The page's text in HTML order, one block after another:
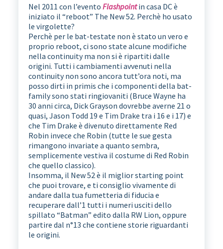
Nel 2011 con l’evento Flashpointin casa DC è
iniziato il “reboot” The New 52. Perchè ho usato
le virgolette?
Perchè per le bat-testate non è stato un vero e
proprio reboot, ci sono state alcune modifiche
nella continuity ma non si è ripartiti dalle
origini. Tutti i cambiamenti avvenuti nella
continuity non sono ancora tutt’ora noti, ma
posso dirti in primis che i componenti della bat-
family sono stati ringiovaniti (Bruce Wayne ha
30 anni circa, Dick Grayson dovrebbe averne 21 o
quasi, Jason Todd 19 e Tim Drake tra i 16 e i 17) e
che Tim Drake è divenuto direttamente Red
Robin invece che Robin (tutte le sue gesta
rimangono invariate a quanto sembra,
semplicemente vestiva il costume di Red Robin
che quello classico).
Insomma, il New 52 è il miglior starting point
che puoi trovare, e ti consiglio vivamente di
andare dalla tua fumetteria di fiducia e
recuperare dall’1 tutti i numeri usciti dello
spillato “Batman” edito dalla RW Lion, oppure
partire dal n°13 che contiene storie riguardanti
le origini.